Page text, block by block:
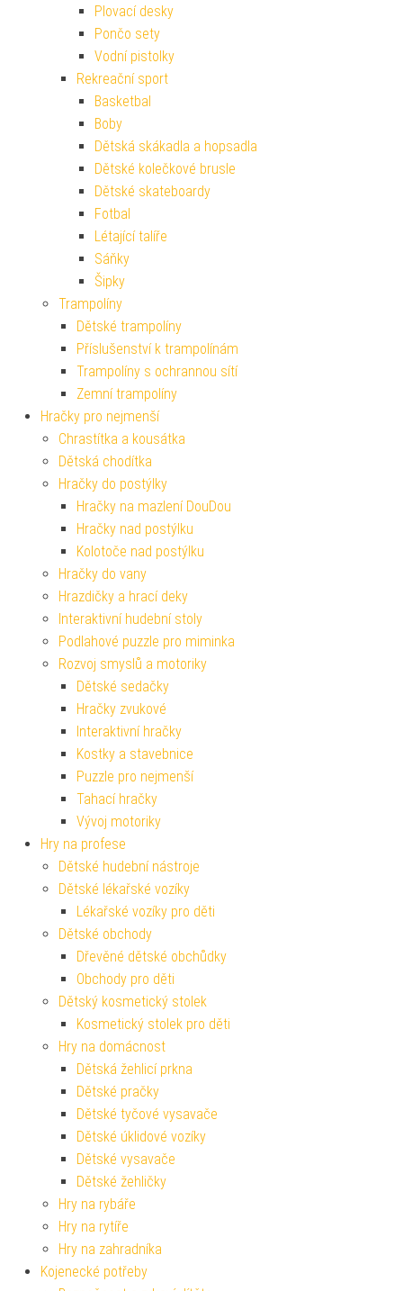
Plovací desky
Pončo sety
Vodní pistolky
Rekreační sport
Basketbal
Boby
Dětská skákadla a hopsadla
Dětské kolečkové brusle
Dětské skateboardy
Fotbal
Létající talíře
Sáňky
Šipky
Trampolíny
Dětské trampolíny
Příslušenství k trampolínám
Trampolíny s ochrannou sítí
Zemní trampolíny
Hračky pro nejmenší
Chrastítka a kousátka
Dětská chodítka
Hračky do postýlky
Hračky na mazlení DouDou
Hračky nad postýlku
Kolotoče nad postýlku
Hračky do vany
Hrazdičky a hrací deky
Interaktivní hudební stoly
Podlahové puzzle pro miminka
Rozvoj smyslů a motoriky
Dětské sedačky
Hračky zvukové
Interaktivní hračky
Kostky a stavebnice
Puzzle pro nejmenší
Tahací hračky
Vývoj motoriky
Hry na profese
Dětské hudební nástroje
Dětské lékařské vozíky
Lékařské vozíky pro děti
Dětské obchody
Dřevěné dětské obchůdky
Obchody pro děti
Dětský kosmetický stolek
Kosmetický stolek pro děti
Hry na domácnost
Dětská žehlicí prkna
Dětské pračky
Dětské tyčové vysavače
Dětské úklidové vozíky
Dětské vysavače
Dětské žehličky
Hry na rybáře
Hry na rytíře
Hry na zahradníka
Kojenecké potřeby